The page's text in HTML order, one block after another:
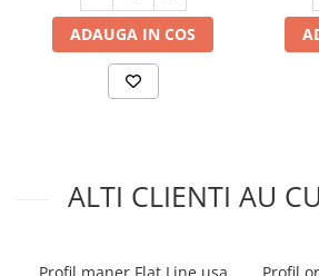
ADAUGA IN COS
ALTI CLIENTI AU